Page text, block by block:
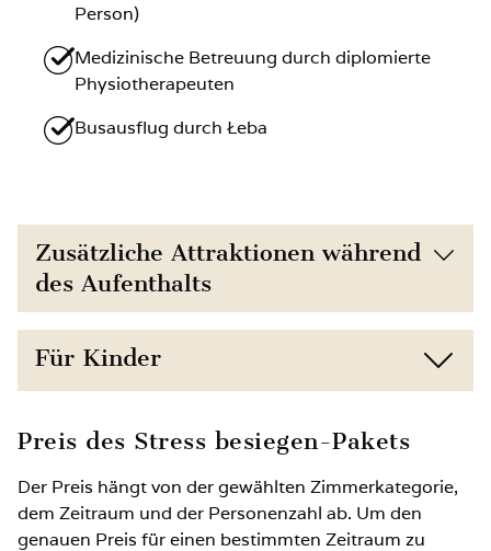
Person)
Medizinische Betreuung durch diplomierte
Physiotherapeuten
Busausflug durch Łeba
Zusätzliche Attraktionen während
des Aufenthalts
Direkte Nähe zum Strand (150 m) und zur
Anwendungen wie Wellness, Massage,
Physiotherapie oder Kinesiotherapie
Für Kinder
Kinderermäßigungen je nach Alter
Zusatzbett für ein Kind auf Anfrage möglich
In der Sommersaison: 2 Stunden Animation
Preis des Stress besiegen-Pakets
Der Preis hängt von der gewählten Zimmerkategorie,
dem Zeitraum und der Personenzahl ab. Um den
genauen Preis für einen bestimmten Zeitraum zu